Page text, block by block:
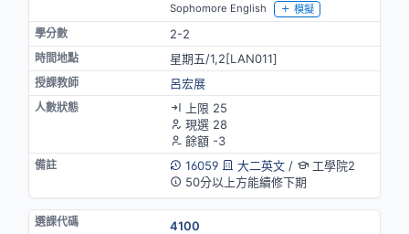
Sophomore English 模擬
2-2
星期五/1,2[LAN011]
呂宏展
上限 25
現選 28
餘額 -3
16059
大二英文/
工學院2
50分以上方能續修下期
4100